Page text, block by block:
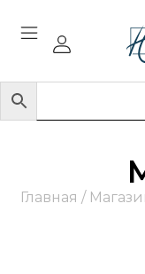
Главная /